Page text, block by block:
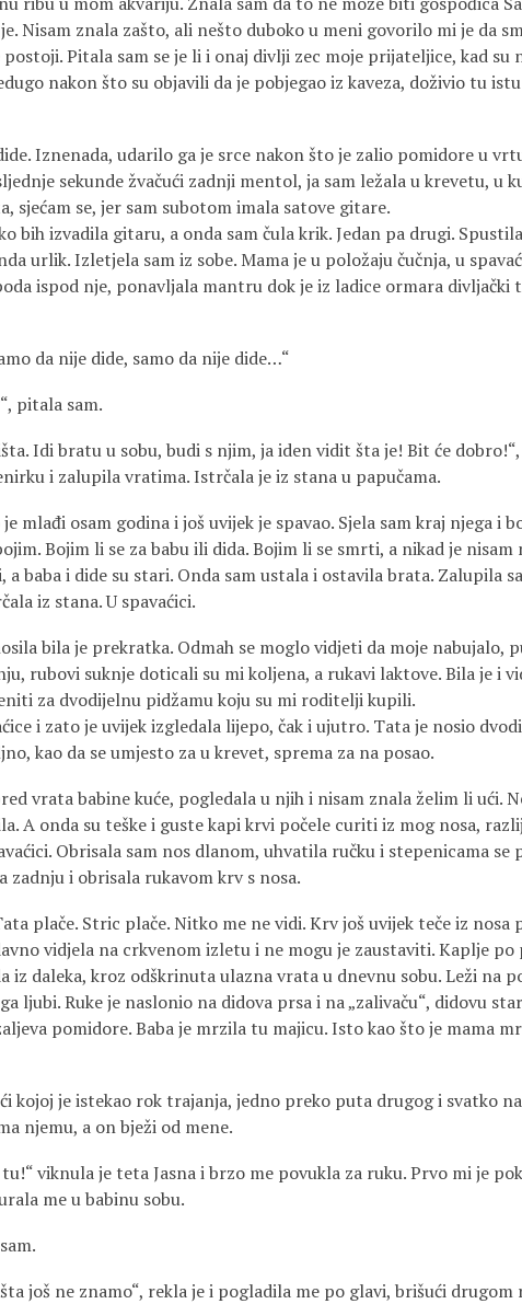
Nisam znala zašto, ali nešto duboko u meni govorilo mi je da
Pitala sam se je li i onaj divlji zec moje prijateljice, kad su
nakon što su objavili da je pobjegao iz kaveza, doživio tu
Iznenada, udarilo ga je srce nakon što je zalio pomidore u
sekunde žvačući zadnji mentol, ja sam ležala u krevetu, u
sjećam se, jer sam subotom imala satove gitare.
bih izvadila gitaru, a onda sam čula krik. Jedan pa drugi.
urlik. Izletjela sam iz sobe. Mama je u položaju čučnja, u
ispod nje, ponavljala mantru dok je iz ladice ormara divljački
da nije dide, samo da nije dide…“
pitala sam.
Idi bratu u sobu, budi s njim, ja iden vidit šta je! Bit će
i zalupila vratima. Istrčala je iz stana u papučama.
mlađi osam godina i još uvijek je spavao. Sjela sam kraj njega i
Bojim li se za babu ili dida. Bojim li se smrti, a nikad je
a baba i dide su stari. Onda sam ustala i ostavila brata. Zalupila
iz stana. U spavaćici.
bila je prekratka. Odmah se moglo vidjeti da moje nabujalo,
rubovi suknje doticali su mi koljena, a rukavi laktove. Bila je i
za dvodijelnu pidžamu koju su mi roditelji kupili.
i zato je uvijek izgledala lijepo, čak i ujutro. Tata je nosio
kao da se umjesto za u krevet, sprema za na posao.
vrata babine kuće, pogledala u njih i nisam znala želim li ući.
A onda su teške i guste kapi krvi počele curiti iz mog nosa,
Obrisala sam nos dlanom, uhvatila ručku i stepenicama se
zadnju i obrisala rukavom krv s nosa.
plače. Stric plače. Nitko me ne vidi. Krv još uvijek teče iz nosa
vidjela na crkvenom izletu i ne mogu je zaustaviti. Kaplje po
iz daleka, kroz odškrinuta ulazna vrata u dnevnu sobu. Leži na
ljubi. Ruke je naslonio na didova prsa i na „zalivaču“, didovu
pomidore. Baba je mrzila tu majicu. Isto kao što je mama
kojoj je istekao rok trajanja, jedno preko puta drugog i svatko
njemu, a on bježi od mene.
viknula je teta Jasna i brzo me povukla za ruku. Prvo mi je
me u babinu sobu.
još ne znamo“, rekla je i pogladila me po glavi, brišući